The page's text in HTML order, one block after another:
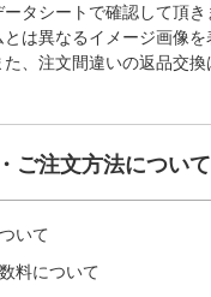
タシートで確認して頂き
は異なるイメージ画像を
、注文間違いの返品交
ご注文方法について
いて
料について